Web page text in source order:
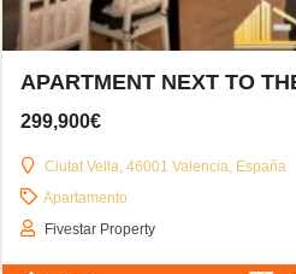
APARTMENT NEXT TO
299,900€
Ciutat Vella, 46001 Valencia, España
Apartamento
Fivestar Property